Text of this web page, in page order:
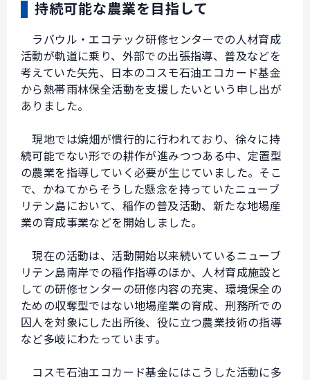
持続可能な農業を目指して
ラバウル・エコテック研修センターでの人材育成
活動が軌道に乗り、外部での出張指導、普及などを
考えていた矢先、日本のコスモ石油エコカード基金
から熱帯雨林保全活動を支援したいという申し出が
ありました。
現地では焼畑が慣行的に行われており、徐々に持
続可能でない形での耕作が進みつつある中、定置型
の農業を指導していく必要が生じていました。そこ
で、かねてからそうした懸念を持っていたニューブ
リテン島において、稲作の普及活動、新たな地場産
業の育成事業などを開始しました。
現在の活動は、活動開始以来続いているニューブ
リテン島南岸での稲作指導のほか、人材育成施設と
しての研修センターの研修内容の充実、環境保全の
ための収奪型ではない地場産業の育成、刑務所での
囚人を対象にした出所後、役に立つ農業技術の指導
など多岐にわたっています。
コスモ石油エコカード基金にはこうした活動に多